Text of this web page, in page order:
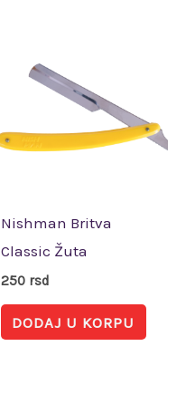
Nishman Britva
Classic Žuta
250 rsd
DODAJ U KORPU